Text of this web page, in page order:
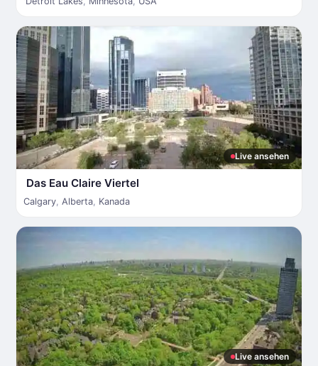
Live ansehen
Das Eau Claire Viertel
Calgary, Alberta, Kanada
Live ansehen